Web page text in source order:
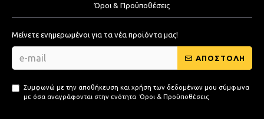
Όροι & Προϋποθέσεις
Μείνετε ενημερωμένοι για τα νέα προϊόντα μας!
ΑΠΟΣΤΟΛΗ
Συμφωνώ με την αποθήκευση και χρήση των δεδομένων μου σύμφωνα
με όσα αναγράφονται στην ενότητα Όροι & Προϋποθέσεις